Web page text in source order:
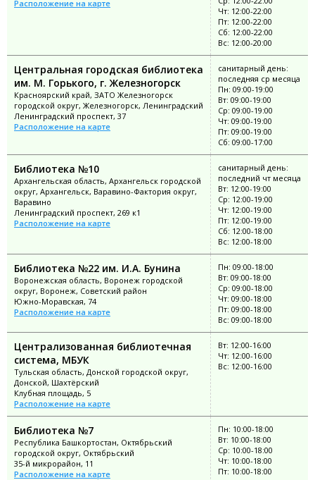
Расположение на карте
Чт: 12:00-22:00
Пт: 12:00-22:00
Сб: 12:00-22:00
Вс: 12:00-20:00
Центральная городская библиотека
им. М. Горького, г. Железногорск
Красноярский край, ЗАТО Железногорск
городской округ, Железногорск, Ленинградский
Ленинградский проспект, 37
Расположение на карте
санитарный день:
последняя ср месяца
Пн: 09:00-19:00
Вт: 09:00-19:00
Ср: 09:00-19:00
Чт: 09:00-19:00
Пт: 09:00-19:00
Сб: 09:00-17:00
Библиотека №10
Архангельская область, Архангельск городской
округ, Архангельск, Варавино-Фактория округ,
Варавино
Ленинградский проспект, 269 к1
Расположение на карте
санитарный день:
последний чт месяца
Вт: 12:00-19:00
Ср: 12:00-19:00
Чт: 12:00-19:00
Пт: 12:00-19:00
Сб: 12:00-18:00
Вс: 12:00-18:00
Библиотека №22 им. И.А. Бунина
Воронежская область, Воронеж городской
округ, Воронеж, Советский район
Южно-Моравская, 74
Расположение на карте
Пн: 09:00-18:00
Вт: 09:00-18:00
Ср: 09:00-18:00
Чт: 09:00-18:00
Пт: 09:00-18:00
Вс: 09:00-18:00
Централизованная библиотечная
система, МБУК
Тульская область, Донской городской округ,
Донской, Шахтёрский
Клубная площадь, 5
Расположение на карте
Вт: 12:00-16:00
Чт: 12:00-16:00
Вс: 12:00-16:00
Библиотека №7
Республика Башкортостан, Октябрьский
городской округ, Октябрьский
35-й микрорайон, 11
Расположение на карте
Пн: 10:00-18:00
Вт: 10:00-18:00
Ср: 10:00-18:00
Чт: 10:00-18:00
Пт: 10:00-18:00